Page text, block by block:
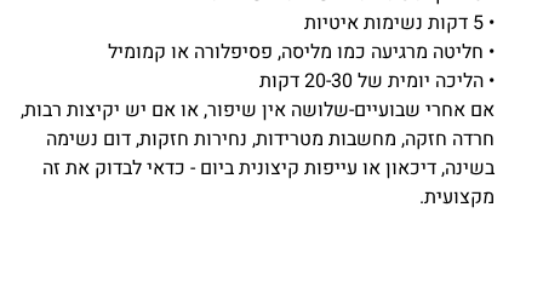
• 5 דקות נשימות איטיות
• חליטה מרגיעה כמו מליסה, פסיפלורה או קמומיל
• הליכה יומית של 20-30 דקות
אם אחרי שבועיים-שלושה אין שיפור, או אם יש יקיצות רבות,
חרדה חזקה, מחשבות מטרידות, נחירות חזקות, דום נשימה
בשינה, דיכאון או עייפות קיצונית ביום - כדאי לבדוק את זה
מקצועית.